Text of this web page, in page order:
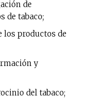
de
de tabaco;
los productos de
y
del tabaco;